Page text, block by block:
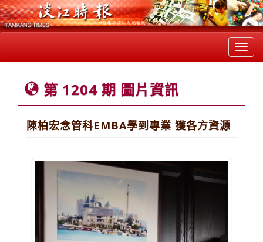
第 1204 期 圖片資訊
陳柏宏念管科EMBA學到專業 獲各方資源